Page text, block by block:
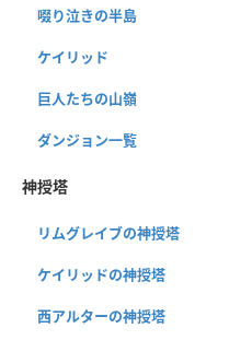
啜り泣きの半島
ケイリッド
巨人たちの山嶺
ダンジョン一覧
神授塔
リムグレイブの神授塔
ケイリッドの神授塔
西アルターの神授塔